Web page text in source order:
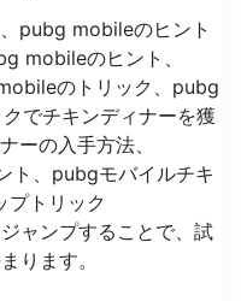
ャンプすることで、試
ります。